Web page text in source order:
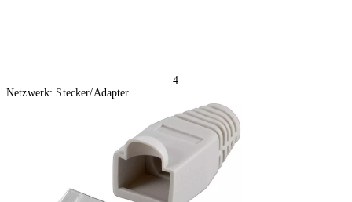
4
Netzwerk: Stecker/Adapter